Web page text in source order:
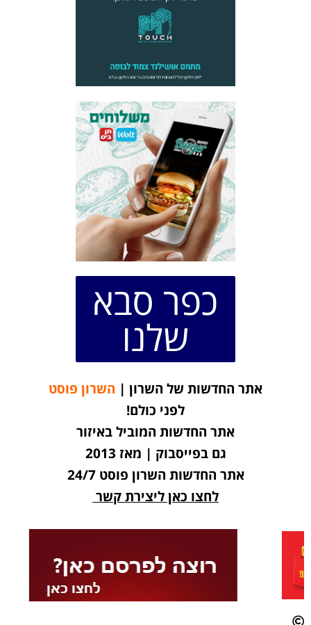
כפר סבא
שלנו
אתר החדשות של השרון | השרון פוסט
לפני כולם!
אתר החדשות המוביל באיזור
גם בפייסבוק | מאז 2013
אתר החדשות השרון פוסט 24/7
לחצו כאן ליצירת קשר